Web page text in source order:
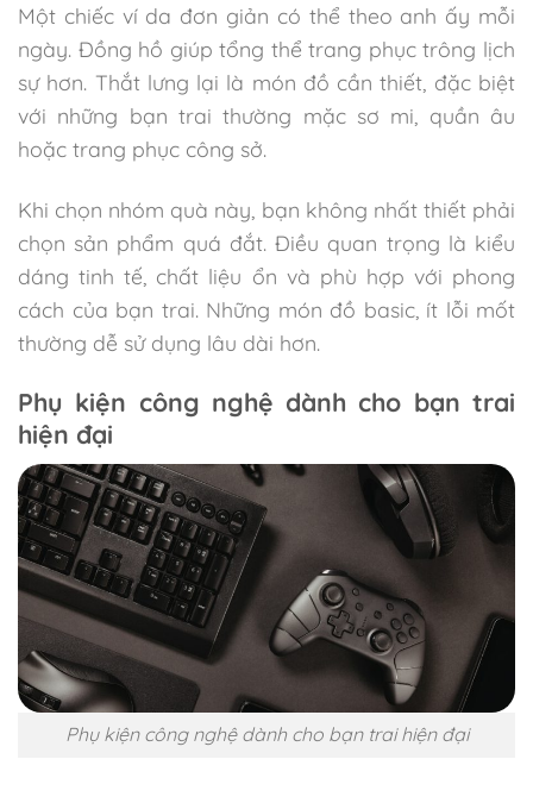
Một chiếc ví da đơn giản có thể theo anh ấy mỗi
ngày. Đồng hồ giúp tổng thể trang phục trông lịch
sự hơn. Thắt lưng lại là món đồ cần thiết, đặc biệt
với những bạn trai thường mặc sơ mi, quần âu
hoặc trang phục công sở.
Khi chọn nhóm quà này, bạn không nhất thiết phải
chọn sản phẩm quá đắt. Điều quan trọng là kiểu
dáng tinh tế, chất liệu ổn và phù hợp với phong
cách của bạn trai. Những món đồ basic, ít lỗi mốt
thường dễ sử dụng lâu dài hơn.
Phụ kiện công nghệ dành cho bạn trai
hiện đại
Phụ kiện công nghệ dành cho bạn trai hiện đại